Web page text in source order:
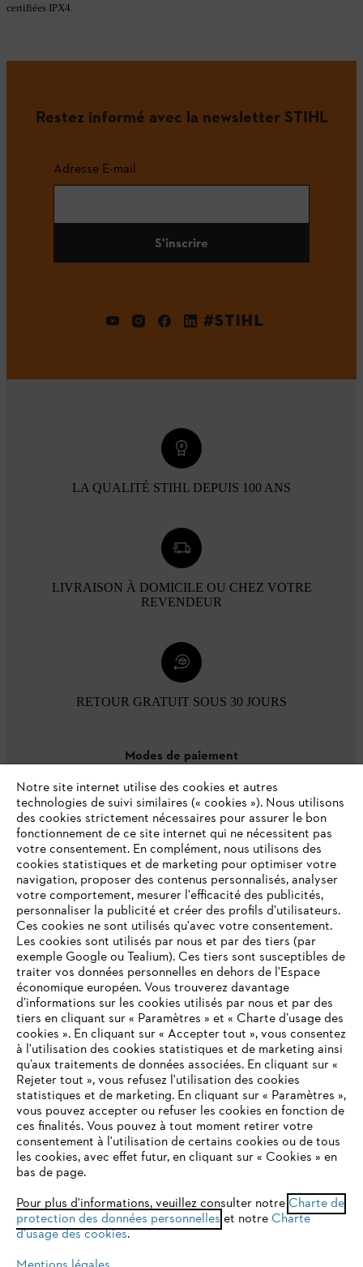
certifiées IPX4.
Restez informé avec la newsletter STIHL
Adresse E-mail
S'inscrire
#STIHL
LA QUALITÉ STIHL DEPUIS 100 ANS
LIVRAISON À DOMICILE OU CHEZ VOTRE
REVENDEUR
RETOUR GRATUIT SOUS 30 JOURS
Modes de paiement
L'Entreprise
Questions / Réponses
Service
Conditions Générales de Vente
Mentions légales Cookies
VOTRE NAVIGATEUR INTERNET
N'EST PLUS PRIS EN CHARGE
Vous utilisez un navigateur Internet que nous ne prenons plus
en charge, et certaines fonctionnalités de notre site ne
peuvent fonctionner correctement. Pour une utilisation
optimale de notre site, nous vous recommandons de passer à
l'un des navigateurs suivants :
Notre site internet utilise des cookies et autres
technologies de suivi similaires (« cookies »). Nous utilisons
des cookies strictement nécessaires pour assurer le bon
fonctionnement de ce site internet qui ne nécessitent pas
votre consentement. En complément, nous utilisons des
cookies statistiques et de marketing pour optimiser votre
navigation, proposer des contenus personnalisés, analyser
votre comportement, mesurer l'efficacité des publicités,
personnaliser la publicité et créer des profils d'utilisateurs.
Ces cookies ne sont utilisés qu'avec votre consentement.
Les cookies sont utilisés par nous et par des tiers (par
exemple Google ou Tealium). Ces tiers sont susceptibles de
traiter vos données personnelles en dehors de l'Espace
économique européen. Vous trouverez davantage
d’informations sur les cookies utilisés par nous et par des
tiers en cliquant sur « Paramètres » et « Charte d’usage des
cookies ». En cliquant sur « Accepter tout », vous consentez
à l'utilisation des cookies statistiques et de marketing ainsi
qu’aux traitements de données associées. En cliquant sur «
Rejeter tout », vous refusez l'utilisation des cookies
statistiques et de marketing. En cliquant sur « Paramètres »,
vous pouvez accepter ou refuser les cookies en fonction de
ces finalités. Vous pouvez à tout moment retirer votre
consentement à l'utilisation de certains cookies ou de tous
les cookies, avec effet futur, en cliquant sur « Cookies » en
bas de page.
Pour plus d'informations, veuillez consulter notre Charte de
protection des données personnelles et notre Charte
d'usage des cookies.